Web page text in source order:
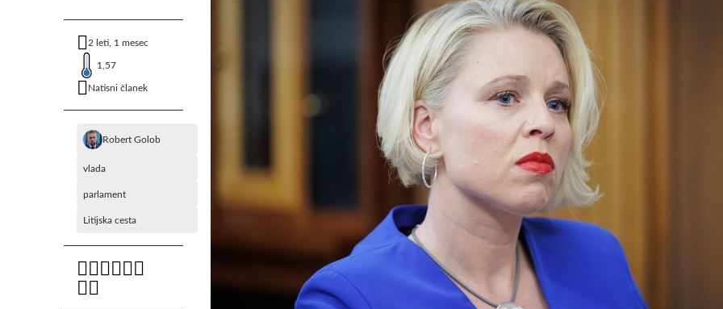
2 leti, 1 mesec
1,57
Natisni članek
Robert Golob
vlada
parlament
Litijska cesta